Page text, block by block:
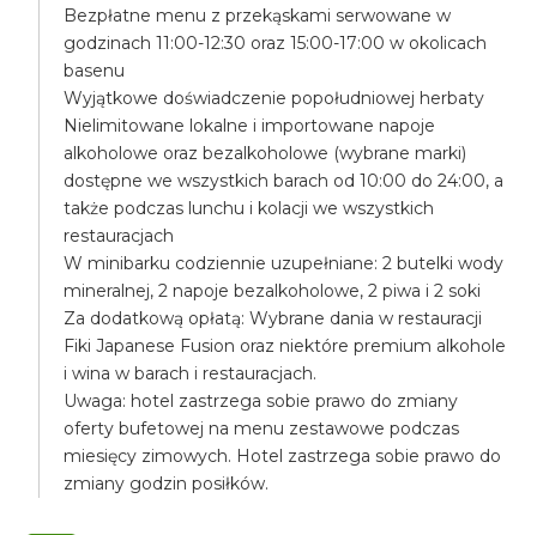
Bezpłatne menu z przekąskami serwowane w
godzinach 11:00-12:30 oraz 15:00-17:00 w okolicach
basenu
Wyjątkowe doświadczenie popołudniowej herbaty
Nielimitowane lokalne i importowane napoje
alkoholowe oraz bezalkoholowe (wybrane marki)
dostępne we wszystkich barach od 10:00 do 24:00, a
także podczas lunchu i kolacji we wszystkich
restauracjach
W minibarku codziennie uzupełniane: 2 butelki wody
mineralnej, 2 napoje bezalkoholowe, 2 piwa i 2 soki
Za dodatkową opłatą: Wybrane dania w restauracji
Fiki Japanese Fusion oraz niektóre premium alkohole
i wina w barach i restauracjach.
Uwaga: hotel zastrzega sobie prawo do zmiany
oferty bufetowej na menu zestawowe podczas
miesięcy zimowych. Hotel zastrzega sobie prawo do
zmiany godzin posiłków.